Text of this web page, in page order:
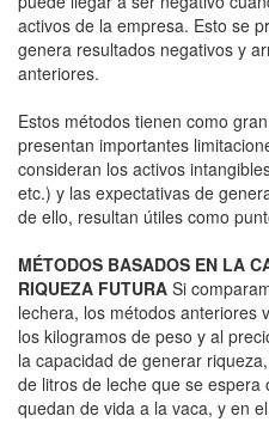
activos de la empresa. Esto se
genera resultados negativos y
anteriores.
Estos métodos tienen como
presentan importantes
consideran los activos
etc.) y las expectativas de
de ello, resultan útiles como
MÉTODOS BASADOS EN LA
RIQUEZA FUTURA Si
lechera, los métodos anteriores
los kilogramos de peso y al
la capacidad de generar
de litros de leche que se
quedan de vida a la vaca, y en